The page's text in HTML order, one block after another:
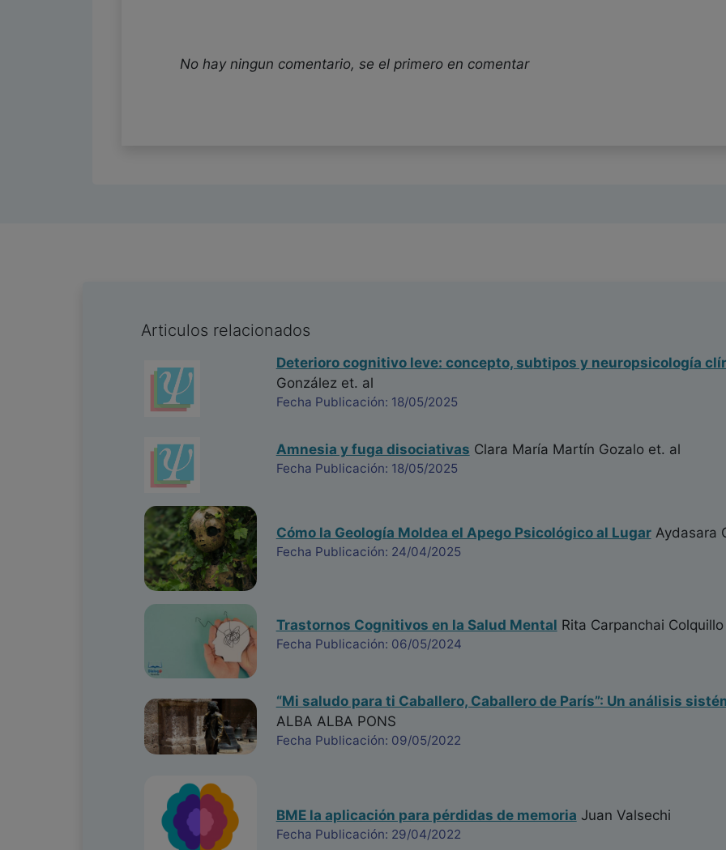
No hay ningun comentario, se el primero en comentar
Articulos relacionados
Deterioro cognitivo leve: concepto, subtipos y neuropsicología
Gonzálezet. al
Fecha Publicación: 18/05/2025
Amnesia y fuga disociativas Clara María Martín Gozaloet. al
Fecha Publicación: 18/05/2025
Cómo la Geología Moldea el Apego Psicológico al LugarAydasara
Fecha Publicación: 24/04/2025
Trastornos Cognitivos en la Salud Mental Rita Carpanchai Colquillo
Fecha Publicación: 06/05/2024
“Mi saludo para ti Caballero, Caballero de París”: Un análisis
ALBA ALBA PONS
Fecha Publicación: 09/05/2022
BME la aplicación para pérdidas de memoria Juan Valsechi
Fecha Publicación: 29/04/2022